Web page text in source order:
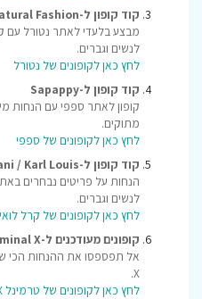
קוד קופון ל-Natural Fashion
מבצע בלעדי לאתר נטורל עם
לנשים וגברים.
לחץ כאן לקופונים של נטורל
קוד קופון ל-Sapappy
קופון לאתר ספפי עם הנחות
מתוקים.
לחץ כאן לקופונים של ספפי
קוד קופון ל-Karl Kani / Karl Louis
הנחות על פריטים נבחרים
לנשים וגברים.
לחץ כאן לקופונים של קרל
קופונים מעודכנים ל-Terminal X
אל תפספסו את ההנחות הכי
X.
לחץ כאן לקופונים של טרמינל X